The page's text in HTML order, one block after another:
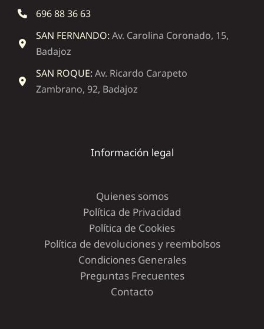
696 88 36 63
SAN FERNANDO: Av. Carolina Coronado, 15,
Badajoz
SAN ROQUE: Av. Ricardo Carapeto
Zambrano, 92, Badajoz
Información legal
Quienes somos
Política de Privacidad
Política de Cookies
Política de devoluciones y reembolsos
Condiciones Generales
Preguntas Frecuentes
Contacto